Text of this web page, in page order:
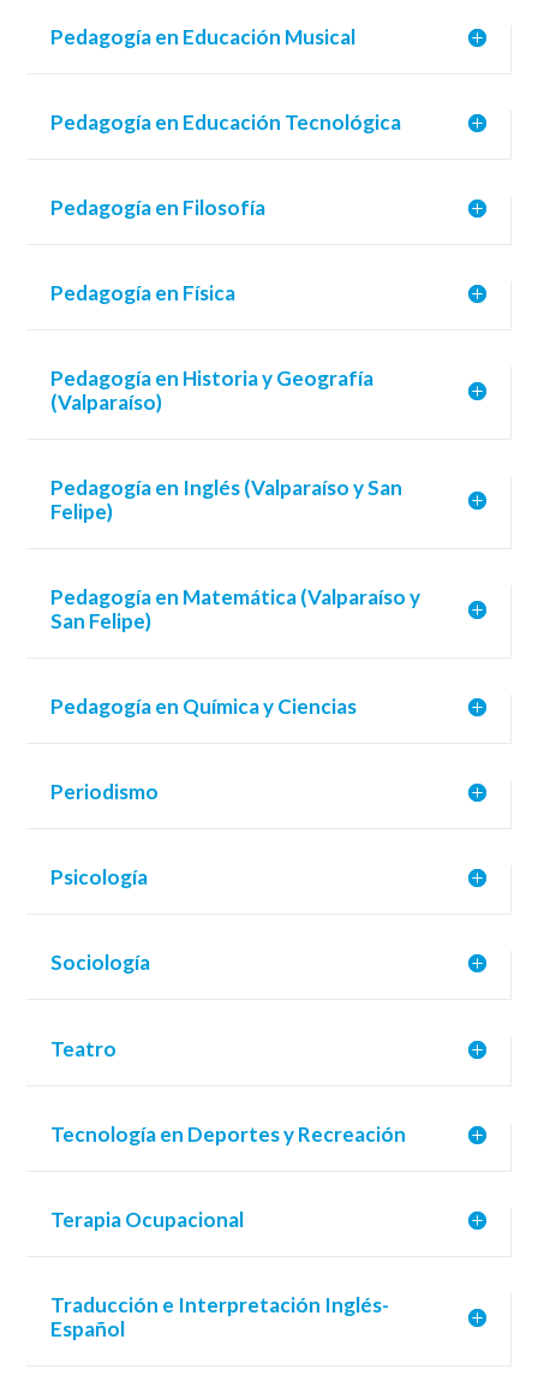
Pedagogía en Educación Musical
Pedagogía en Educación Tecnológica
Pedagogía en Filosofía
Pedagogía en Física
Pedagogía en Historia y Geografía
(Valparaíso)
Pedagogía en Inglés (Valparaíso y San
Felipe)
Pedagogía en Matemática (Valparaíso y
San Felipe)
Pedagogía en Química y Ciencias
Periodismo
Psicología
Sociología
Teatro
Tecnología en Deportes y Recreación
Terapia Ocupacional
Traducción e Interpretación Inglés-
Español